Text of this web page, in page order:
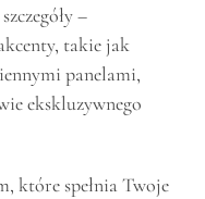
–
takie jak
panelami,
ekskluzywnego
które spełnia Twoje